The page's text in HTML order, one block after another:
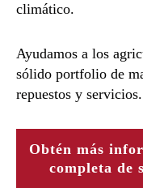
climático.
Ayudamos a los
sólido portfolio de
repuestos y servicios.
Obtén más
completa de